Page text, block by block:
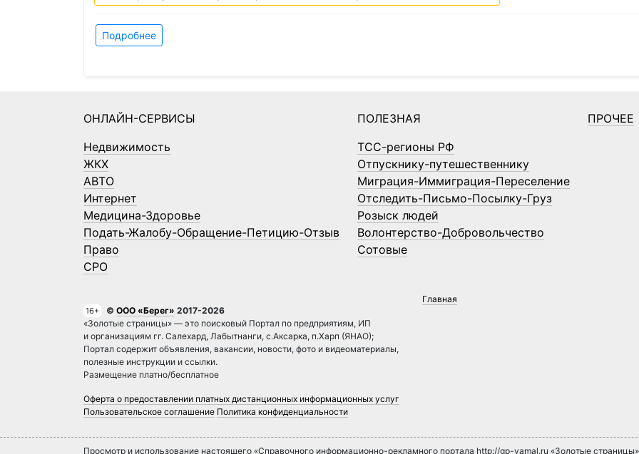
Подробнее
ОНЛАЙН-СЕРВИСЫ
Недвижимость
ЖКХ
АВТО
Интернет
Медицина-Здоровье
Подать-Жалобу-Обращение-Петицию-Отзыв
Право
СРО
ПОЛЕЗНАЯ
ТСС-регионы РФ
Отпускнику-путешественнику
Миграция-Иммиграция-Переселение
Отследить-Письмо-Посылку-Груз
Розыск людей
Волонтерство-Добровольчество
Сотовые
ПРОЧЕЕ
16+ © ООО «Берег» 2017-2026
«Золотые страницы» — это поисковый Портал по предприятиям, ИП
и организациям гг. Салехард, Лабытнанги, с.Аксарка, п.Харп (ЯНАО);
Портал содержит объявления, вакансии, новости, фото и видеоматериалы,
полезные инструкции и ссылки.
Размещение платно/бесплатное
Оферта о предоставлении платных дистанционных информационных услуг
Пользовательское соглашение Политика конфиденциальности
Главная
Просмотр и использование настоящего «Справочного информационно-рекламного портала http://gp-yamal.ru «Золотые